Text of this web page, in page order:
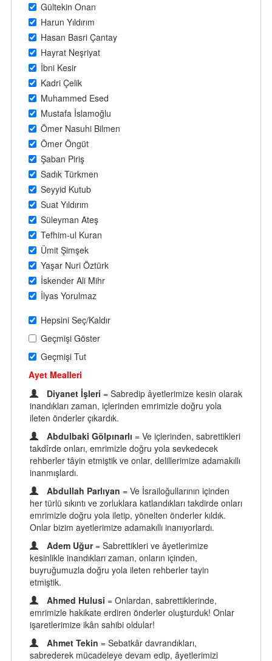
Gültekin Onan
Harun Yıldırım
Hasan Basri Çantay
Hayrat Neşriyat
İbni Kesir
Kadri Çelik
Muhammed Esed
Mustafa İslamoğlu
Ömer Nasuhi Bilmen
Ömer Öngüt
Şaban Piriş
Sadık Türkmen
Seyyid Kutub
Suat Yıldırım
Süleyman Ateş
Tefhim-ul Kuran
Ümit Şimşek
Yaşar Nuri Öztürk
İskender Ali Mihr
İlyas Yorulmaz
Hepsini Seç/Kaldır
Geçmişi Göster
Geçmişi Tut
Ayet Mealleri
Diyanet İşleri = Sabredip âyetlerimize kesin olarak
inandıkları zaman, içlerinden emrimizle doğru yola
ileten önderler çıkardık.
Abdulbaki Gölpınarlı = Ve içlerinden, sabrettikleri
takdîrde onları, emrimizle doğru yola sevkedecek
rehberler tâyin etmiştik ve onlar, delillerimize adamakıllı
inanmışlardı.
Abdullah Parlıyan = Ve İsrailoğullarının içinden
her türlü sıkıntı ve zorluklara katlandıkları takdirde onları
emrimizle doğru yola iletip, yönelten önderler kıldık.
Onlar bizim ayetlerimize adamakıllı inanıyorlardı.
Adem Uğur = Sabrettikleri ve âyetlerimize
kesinlikle inandıkları zaman, onların içinden,
buyruğumuzla doğru yola ileten rehberler tayin
etmiştik.
Ahmed Hulusi = Onlardan, sabrettiklerinde,
emrimizle hakikate erdiren önderler oluşturduk! Onlar
işaretlerimize ikân sahibi oldular!
Ahmet Tekin = Sebatkâr davrandıkları,
sabrederek mücadeleye devam edip, âyetlerimizi